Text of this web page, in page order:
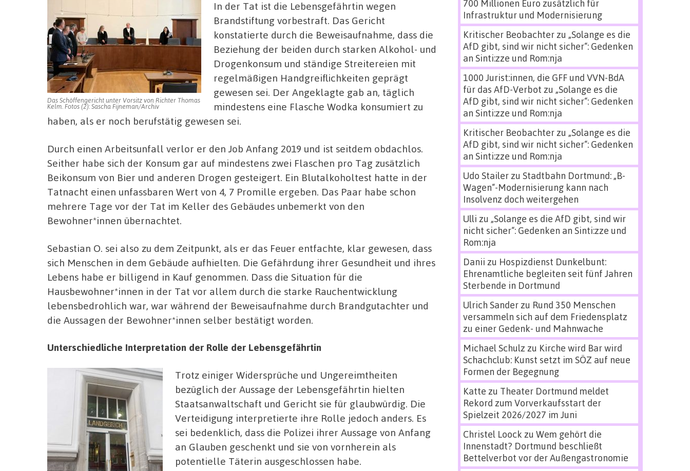
Das Schöffengericht unter Vorsitz von Richter Thomas
Kelm. Fotos (2): Sascha Fijneman/Archiv
In der Tat ist die Lebensgefährtin wegen
Brandstiftung vorbestraft. Das Gericht
konstatierte durch die Beweisaufnahme, dass die
Beziehung der beiden durch starken Alkohol- und
Drogenkonsum und ständige Streitereien mit
regelmäßigen Handgreiflichkeiten geprägt
gewesen sei. Der Angeklagte gab an, täglich
mindestens eine Flasche Wodka konsumiert zu
haben, als er noch berufstätig gewesen sei.
Durch einen Arbeitsunfall verlor er den Job Anfang 2019 und ist seitdem obdachlos.
Seither habe sich der Konsum gar auf mindestens zwei Flaschen pro Tag zusätzlich
Beikonsum von Bier und anderen Drogen gesteigert. Ein Blutalkoholtest hatte in der
Tatnacht einen unfassbaren Wert von 4, 7 Promille ergeben. Das Paar habe schon
mehrere Tage vor der Tat im Keller des Gebäudes unbemerkt von den
Bewohner*innen übernachtet.
Sebastian O. sei also zu dem Zeitpunkt, als er das Feuer entfachte, klar gewesen, dass
sich Menschen in dem Gebäude aufhielten. Die Gefährdung ihrer Gesundheit und ihres
Lebens habe er billigend in Kauf genommen. Dass die Situation für die
Hausbewohner*innen in der Tat vor allem durch die starke Rauchentwicklung
lebensbedrohlich war, war während der Beweisaufnahme durch Brandgutachter und
die Aussagen der Bewohner*innen selber bestätigt worden.
Unterschiedliche Interpretation der Rolle der Lebensgefährtin
Trotz einiger Widersprüche und Ungereimtheiten
bezüglich der Aussage der Lebensgefährtin hielten
Staatsanwaltschaft und Gericht sie für glaubwürdig. Die
Verteidigung interpretierte ihre Rolle jedoch anders. Es
sei bedenklich, dass die Polizei ihrer Aussage von Anfang
an Glauben geschenkt und sie von vornherein als
potentielle Täterin ausgeschlossen habe.
700 Millionen Euro zusätzlich für
Infrastruktur und Modernisierung
Kritischer Beobachterzu „Solange es die
AfD gibt, sind wir nicht sicher“: Gedenken
an Sinti:zze und Rom:nja
1000 Jurist:innen, die GFF und VVN-BdA
für das AfD-Verbot zu „Solange es die
AfD gibt, sind wir nicht sicher“: Gedenken
an Sinti:zze und Rom:nja
Kritischer Beobachterzu „Solange es die
AfD gibt, sind wir nicht sicher“: Gedenken
an Sinti:zze und Rom:nja
Udo Stailerzu Stadtbahn Dortmund: „B-
Wagen“-Modernisierung kann nach
Insolvenz doch weitergehen
Ulli zu „Solange es die AfD gibt, sind wir
nicht sicher“: Gedenken an Sinti:zze und
Rom:nja
Danii zu Hospizdienst Dunkelbunt:
Ehrenamtliche begleiten seit fünf Jahren
Sterbende in Dortmund
Ulrich Sanderzu Rund 350 Menschen
versammeln sich auf dem Friedensplatz
zu einer Gedenk- und Mahnwache
Michael Schulz zu Kirche wird Bar wird
Schachclub: Kunst setzt im SÖZ auf neue
Formen der Begegnung
Katte zu Theater Dortmund meldet
Rekord zum Vorverkaufsstart der
Spielzeit 2026/2027 im Juni
Christel Loock zu Wem gehört die
Innenstadt? Dortmund beschließt
Bettelverbot vor der Außengastronomie